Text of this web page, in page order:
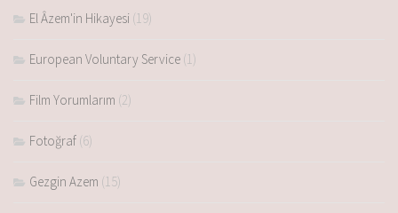
El Âzem'in Hikayesi (19)
European Voluntary Service (1)
Film Yorumlarım (2)
Fotoğraf (6)
Gezgin Azem (15)